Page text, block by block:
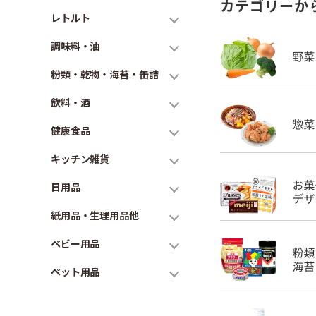
レトルト
調味料・油
粉類・乾物・海苔・缶詰
飲料・酒
健康食品
キッチン雑貨
日用品
紙用品・生理用品他
ベビー用品
ペット用品
カテゴリーか